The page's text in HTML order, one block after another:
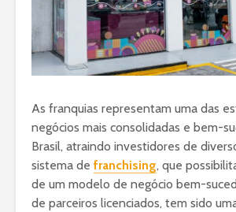
As franquias representam uma das
negócios mais consolidadas e bem-
Brasil, atraindo investidores de
sistema de franchising, que
de um modelo de negócio bem-
de parceiros licenciados, tem sido